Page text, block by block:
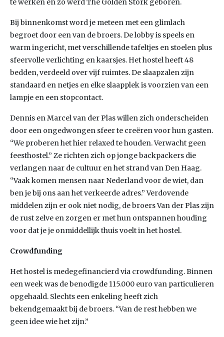
te werken en zo werd The Golden Stork geboren.
Bij binnenkomst word je meteen met een glimlach
begroet door een van de broers. De lobby is speels en
warm ingericht, met verschillende tafeltjes en stoelen plus
sfeervolle verlichting en kaarsjes. Het hostel heeft 48
bedden, verdeeld over vijf ruimtes. De slaapzalen zijn
standaard en netjes en elke slaapplek is voorzien van een
lampje en een stopcontact.
Dennis en Marcel van der Plas willen zich onderscheiden
door een ongedwongen sfeer te creëren voor hun gasten.
“We proberen het hier relaxed te houden. Verwacht geen
feesthostel.” Ze richten zich op jonge backpackers die
verlangen naar de cultuur en het strand van Den Haag.
“Vaak komen mensen naar Nederland voor de wiet, dan
ben je bij ons aan het verkeerde adres.” Verdovende
middelen zijn er ook niet nodig, de broers Van der Plas zijn
de rust zelve en zorgen er met hun ontspannen houding
voor dat je je onmiddellijk thuis voelt in het hostel.
Crowdfunding
Het hostel is medegefinancierd via crowdfunding. Binnen
een week was de benodigde 115.000 euro van particulieren
opgehaald. Slechts een enkeling heeft zich
bekendgemaakt bij de broers. “Van de rest hebben we
geen idee wie het zijn.”